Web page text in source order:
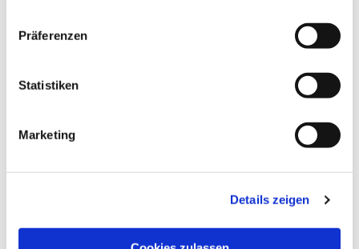
Präferenzen
Statistiken
Marketing
Details zeigen
Rückblick Tauffest
Hier erfährst du, wie es war: